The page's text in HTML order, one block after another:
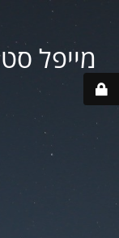
מייפל